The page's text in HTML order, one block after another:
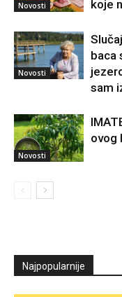
Novosti
koje
Novosti
baca
sam
Novosti
ovog
Najpopularnije